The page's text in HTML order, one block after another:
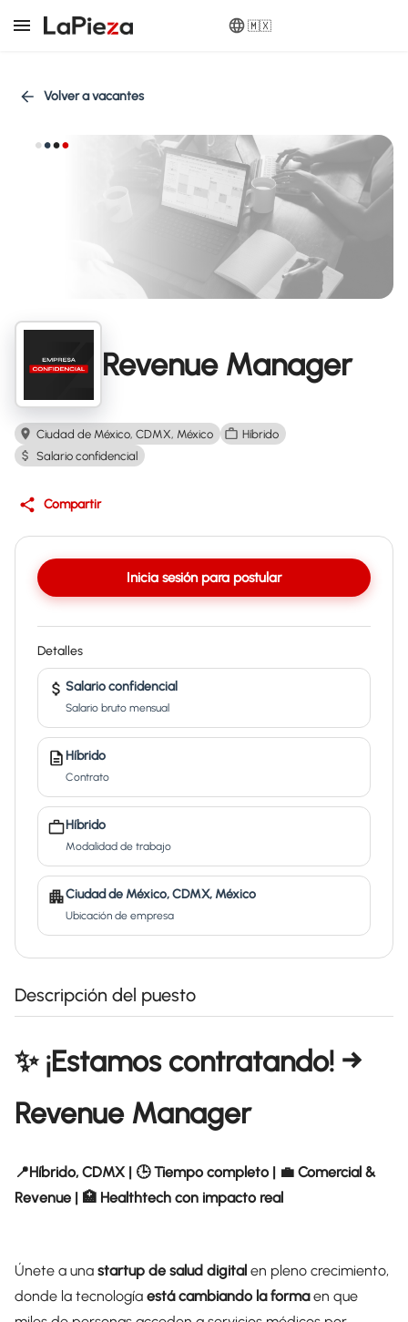
🇲🇽
Volver a vacantes
Revenue Manager
Ciudad de México, CDMX, México
Híbrido
Salario confidencial
Compartir
Inicia sesión para postular
Detalles
Salario confidencial
Salario bruto mensual
Híbrido
Contrato
Híbrido
Modalidad de trabajo
Ciudad de México, CDMX, México
Ubicación de empresa
Descripción del puesto
✨ ¡Estamos contratando! →
Revenue Manager
📍Híbrido, CDMX | 🕒 Tiempo completo | 💼 Comercial &
Revenue | 🏥 Healthtech con impacto real
Únete a una startup de salud digital en pleno crecimiento,
donde la tecnología está cambiando la formaen que